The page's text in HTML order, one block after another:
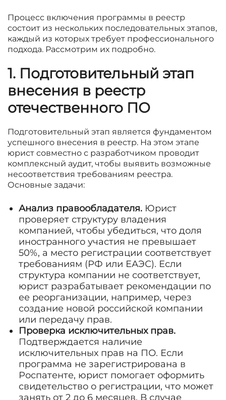
Процесс включения программы в реестр
состоит из нескольких последовательных этапов,
каждый из которых требует профессионального
подхода. Рассмотрим их подробно.
1. Подготовительный этап
внесения в реестр
отечественного ПО
Подготовительный этап является фундаментом
успешного внесения в реестр. На этом этапе
юрист совместно с разработчиком проводит
комплексный аудит, чтобы выявить возможные
несоответствия требованиям реестра.
Основные задачи:
Анализ правообладателя. Юрист
проверяет структуру владения
компанией, чтобы убедиться, что доля
иностранного участия не превышает
50%, а место регистрации соответствует
требованиям (РФ или ЕАЭС). Если
структура компании не соответствует,
юрист разрабатывает рекомендации по
ее реорганизации, например, через
создание новой российской компании
или передачу прав.
Проверка исключительных прав.
Подтверждается наличие
исключительных прав на ПО. Если
программа не зарегистрирована в
Роспатенте, юрист помогает оформить
свидетельство о регистрации, что может
занять от 2 до 6 месяцев. В случае